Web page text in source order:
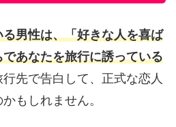
男性は、「好きな人を喜ば
あなたを旅行に誘っている
先で告白して、正式な恋人
もしれません。